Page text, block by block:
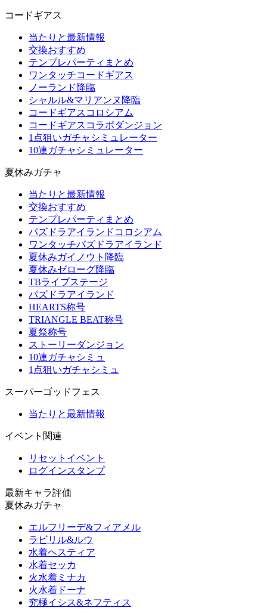
コードギアス
当たりと最新情報
交換おすすめ
テンプレパーティまとめ
ワンタッチコードギアス
ノーランド降臨
シャルル&マリアンヌ降臨
コードギアスコロシアム
コードギアスコラボダンジョン
1点狙いガチャシミュレーター
10連ガチャシミュレーター
夏休みガチャ
当たりと最新情報
交換おすすめ
テンプレパーティまとめ
パズドラアイランドコロシアム
ワンタッチパズドラアイランド
夏休みガイノウト降臨
夏休みゼローグ降臨
TBライブステージ
パズドラアイランド
HEARTS称号
TRIANGLE BEAT称号
夏祭称号
ストーリーダンジョン
10連ガチャシミュ
1点狙いガチャシミュ
スーパーゴッドフェス
当たりと最新情報
イベント関連
リセットイベント
ログインスタンプ
最新キャラ評価
夏休みガチャ
エルフリーデ&フィアメル
ラビリル&ルウ
水着ヘスティア
水着セッカ
火水着ミナカ
火水着ドーナ
究極イシス&ネフティス